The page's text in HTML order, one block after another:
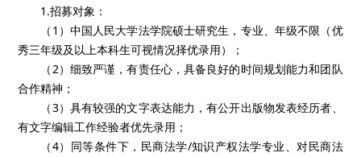
1.招募对象：
（1）中国人民大学法学院硕士研究生，专业、年级不限（优
秀三年级及以上本科生可视情况择优录用）；
（2）细致严谨，有责任心，具备良好的时间规划能力和团队
合作精神；
（3）具有较强的文字表达能力，有公开出版物发表经历者、
有文字编辑工作经验者优先录用；
（4）同等条件下，民商法学/知识产权法学专业、对民商法